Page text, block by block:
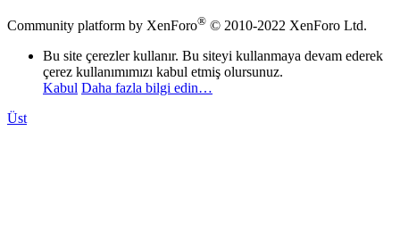
Community platform by XenForo® © 2010-2022 XenForo Ltd.
Bu site çerezler kullanır. Bu siteyi kullanmaya devam ederek
çerez kullanımımızı kabul etmiş olursunuz.
Kabul Daha fazla bilgi edin…
Üst